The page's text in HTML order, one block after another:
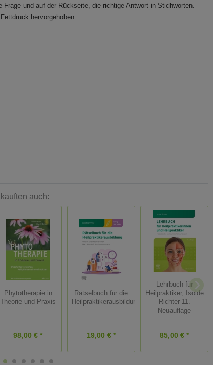
und auf der Rückseite, die richtige Antwort in Stichworten.
hervorgehoben.
auch:
Phytotherapie in
Theorie und Praxis
98,00 € *
Rätselbuch für die
Heilpraktikerausbildungen
19,00 € *
Lehrbuch für
Heilpraktiker, Isolde
Richter 11.
Neuauflage
85,00 € *